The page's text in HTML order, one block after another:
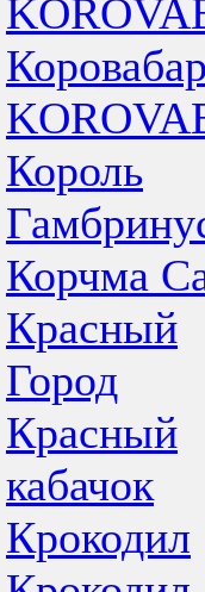
Король
Корчма
Красный
Город
Красный
кабачок
Крокодил